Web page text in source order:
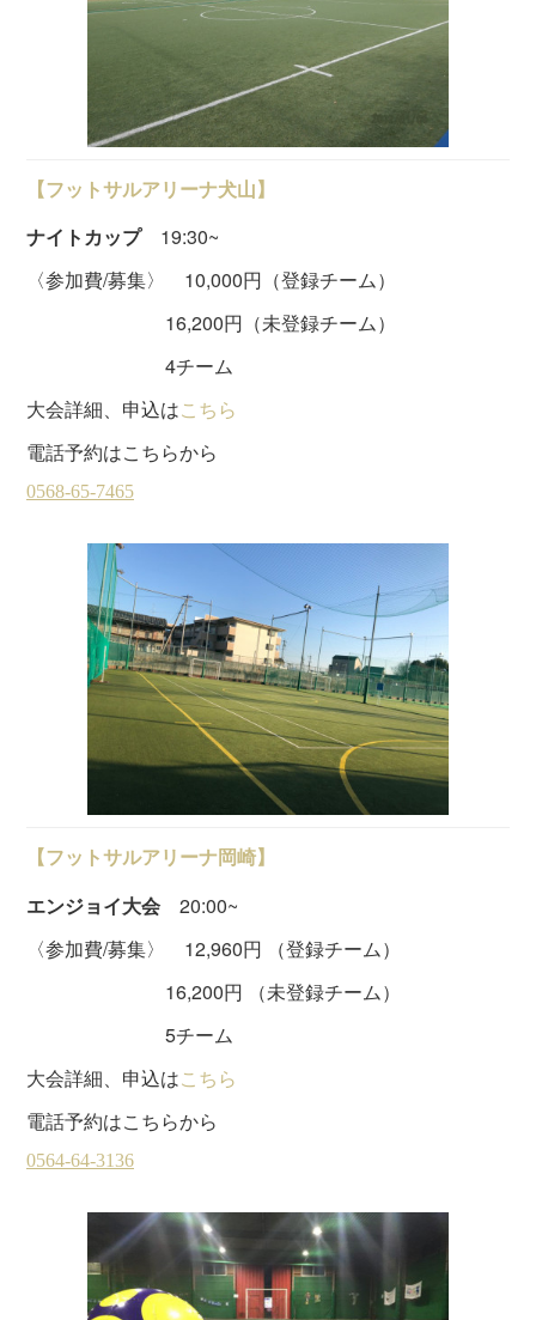
【フットサルアリーナ犬山】
ナイトカップ19:30~
〈参加費/募集〉 10,000円（登録チーム）
16,200円（未登録チーム）
4チーム
大会詳細、申込はこちら
電話予約はこちらから
【フットサルアリーナ岡崎】
エンジョイ大会 20:00~
〈参加費/募集〉 12,960円 （登録チーム）
16,200円 （未登録チーム）
5チーム
大会詳細、申込はこちら
電話予約はこちらから